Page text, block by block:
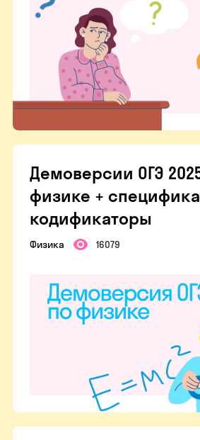
Демоверсии ОГЭ
физике +
кодификаторы
Физика 16079